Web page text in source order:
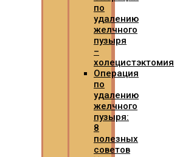
по
удалению
желчного
пузыря
–
холецистэктомия
Операция
по
удалению
желчного
пузыря:
8
полезных
советов